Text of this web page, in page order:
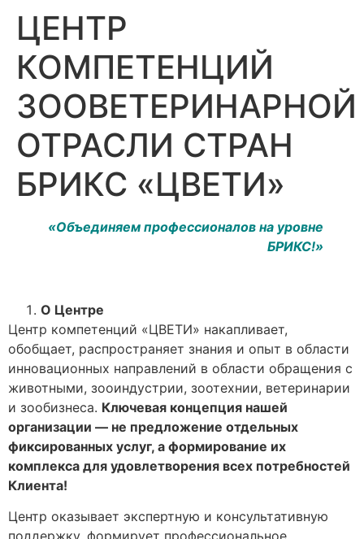
ЦЕНТР
КОМПЕТЕНЦИЙ
ЗООВЕТЕРИНАРНОЙ
ОТРАСЛИ СТРАН
БРИКС «ЦВЕТИ»
«Объединяем профессионалов на уровне
БРИКС!»
О Центре
Центр компетенций «ЦВЕТИ» накапливает,
обобщает, распространяет знания и опыт в области
инновационных направлений в области обращения с
животными, зооиндустрии, зоотехнии, ветеринарии
и зообизнеса. Ключевая концепция нашей
организации — не предложение отдельных
фиксированных услуг, а формирование их
комплекса для удовлетворения всех потребностей
Клиента!
Центр оказывает экспертную и консультативную